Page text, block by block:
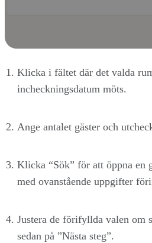
Klicka i fältet där det valda
incheckningsdatum möts.
Ange antalet gäster och
Klicka “Sök” för att öppna en
med ovanstående uppgifter
Justera de förifyllda valen om
sedan på ”Nästa steg”.